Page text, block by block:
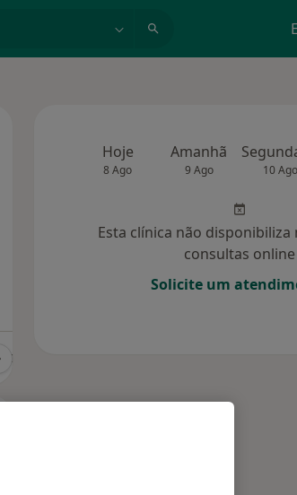
(42)
Hoje
8 Ago
Amanhã
9 Ago 10 Ago
Esta clínica não disponibiliza
consultas online
Solicite um